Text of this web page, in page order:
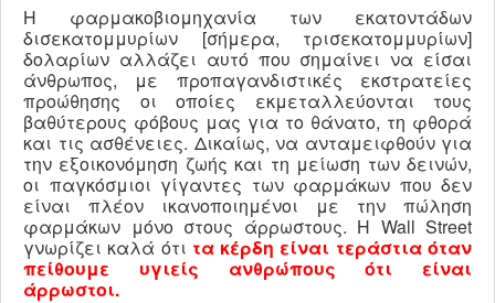
Η φαρμακοβιομηχανία των εκατοντάδων
δισεκατομμυρίων [σήμερα, τρισεκατομμυρίων]
δολαρίων αλλάζει αυτό που σημαίνει να είσαι
άνθρωπος, με προπαγανδιστικές εκστρατείες
προώθησης οι οποίες εκμεταλλεύονται τους
βαθύτερους φόβους μας για το θάνατο, τη φθορά
και τις ασθένειες. Δικαίως, να ανταμειφθούν για
την εξοικονόμηση ζωής και τη μείωση των δεινών,
οι παγκόσμιοι γίγαντες των φαρμάκων που δεν
είναι πλέον ικανοποιημένοι με την πώληση
φαρμάκων μόνο στους άρρωστους. Η Wall Street
γνωρίζει καλά ότι τα κέρδη είναι τεράστια όταν
πείθουμε υγιείς ανθρώπους ότι είναι
άρρωστοι.